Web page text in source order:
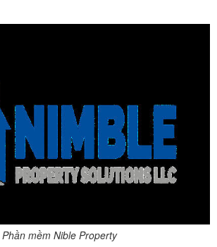
Phần mềm Nible Property